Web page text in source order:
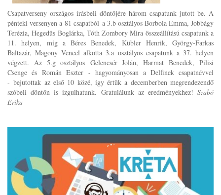
Csapatverseny országos írásbeli döntőjére három csapatunk jutott be. A
pénteki versenyen a 81 csapatból a 3.b osztályos Borbola Emma, Jobbágy
Terézia, Hegedüs Boglárka, Tóth Zombory Mira összeállítású csapatunk a
11. helyen, míg a Béres Benedek, Kübler Henrik, György-Farkas
Baltazár, Magony Vencel alkotta 3.a osztályos csapatunk a 37. helyen
végzett. Az 5.g osztályos Gelencsér Jolán, Harmat Benedek, Pilisi
Csenge és Román Eszter - hagyományosan a Delfinek csapatnévvel
- bejutottak az első 10 közé, így értük a decemberben megrendezendő
szóbeli döntőn is izgulhatunk. Gratulálunk az eredményekhez! Szabó
Erika